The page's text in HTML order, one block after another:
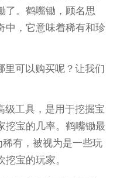
了。鹤嘴锄，顾名思
中，它意味着稀有和珍
里可以购买呢？让我们
级工具，是用于挖掘宝
挖宝的几率。鹤嘴锄最
有，被视为是一些玩
宝的玩家。